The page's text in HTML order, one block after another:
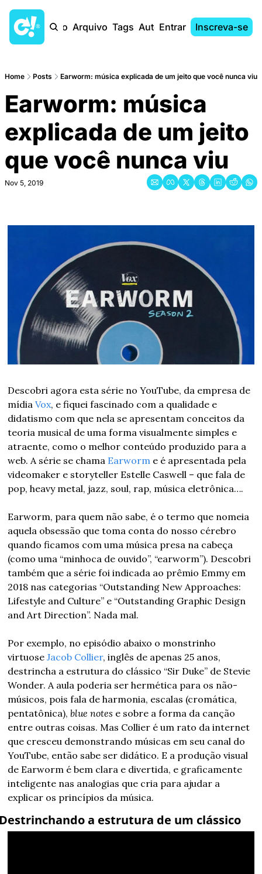
Início Arquivo Tags AutoresEntrar Inscreva-se
Home Posts Earworm: música explicada de um jeito que você nunca viu
Earworm: música
explicada de um jeito
que você nunca viu
Nov 5, 2019
Descobri agora esta série no YouTube, da empresa de
mídia Vox, e fiquei fascinado com a qualidade e
didatismo com que nela se apresentam conceitos da
teoria musical de uma forma visualmente simples e
atraente, como o melhor conteúdo produzido para a
web. A série se chama Earworm e é apresentada pela
videomaker e storyteller Estelle Caswell – que fala de
pop, heavy metal, jazz, soul, rap, música eletrônica….
Earworm, para quem não sabe, é o termo que nomeia
aquela obsessão que toma conta do nosso cérebro
quando ficamos com uma música presa na cabeça
(como uma “minhoca de ouvido”, “earworm”). Descobri
também que a série foi indicada ao prêmio Emmy em
2018 nas categorias “Outstanding New Approaches:
Lifestyle and Culture” e “Outstanding Graphic Design
and Art Direction”. Nada mal.
Por exemplo, no episódio abaixo o monstrinho
virtuose Jacob Collier, inglês de apenas 25 anos,
destrincha a estrutura do clássico “Sir Duke” de Stevie
Wonder. A aula poderia ser hermética para os não-
músicos, pois fala de harmonia, escalas (cromática,
pentatônica), blue notes e sobre a forma da canção
entre outras coisas. Mas Collier é um rato da internet
que cresceu demonstrando músicas em seu canal do
YouTube, então sabe ser didático. E a produção visual
de Earworm é bem clara e divertida, e graficamente
inteligente nas analogias que cria para ajudar a
explicar os princípios da música.
a estrutura de um clássico